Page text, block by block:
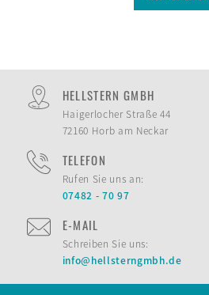
HELLSTERN GMBH
Haigerlocher Straße 44
72160 Horb am Neckar
TELEFON
Rufen Sie uns an:
07482 - 70 97
E-MAIL
Schreiben Sie uns:
info@hellsterngmbh.de